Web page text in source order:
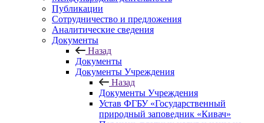
Публикации
Сотрудничество и предложения
Аналитические сведения
Документы
Назад
Документы
Документы Учреждения
Назад
Документы Учреждения
Устав ФГБУ «Государственный
природный заповедник «Кивач»